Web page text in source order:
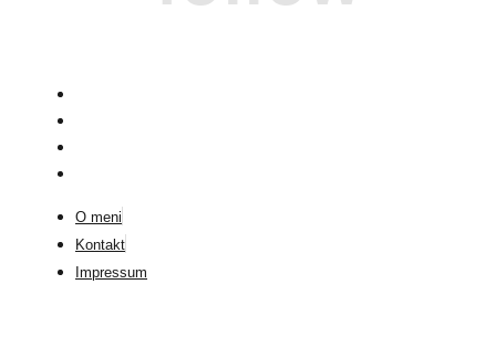
O meni
Kontakt
Impressum